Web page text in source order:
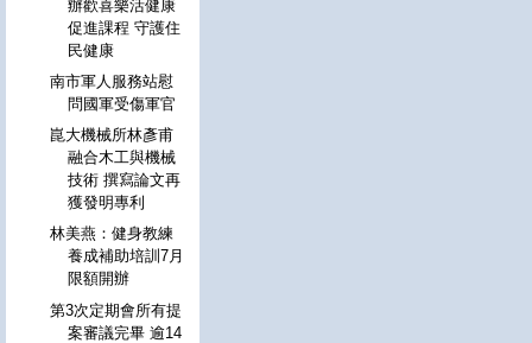
辦歡喜樂活健康
促進課程 守護住
民健康
南市軍人服務站慰
問國軍受傷軍官
崑大機械所林彥甫
融合木工與機械
技術 撰寫論文再
獲發明專利
林美燕：健身教練
養成補助培訓7月
限額開辦
第3次定期會所有提
案審議完畢 逾14